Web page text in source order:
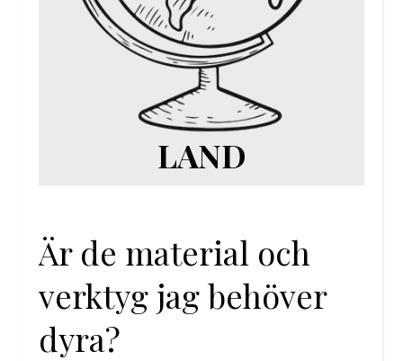
LAND
Är de material och
verktyg jag behöver
dyra?